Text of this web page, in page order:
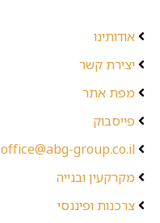
אודותינו
יצירת קשר
מפת אתר
פייסבוק
office@abg-group.co.il
מקרקעין ובנייה
צרכנות ופיננסי